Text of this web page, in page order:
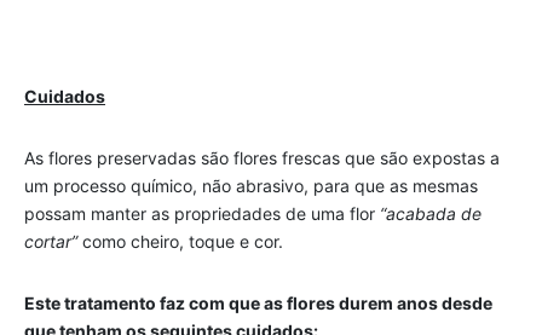
Cuidados
As flores preservadas são flores frescas que são expostas a
um processo químico, não abrasivo, para que as mesmas
possam manter as propriedades de uma flor “acabada de
cortar”como cheiro, toque e cor.
Este tratamento faz com que as flores durem anos desde